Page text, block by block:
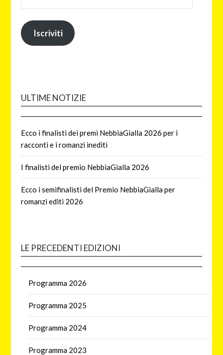
Iscriviti
ULTIME NOTIZIE
Ecco i finalisti dei premi NebbiaGialla 2026 per i
racconti e i romanzi inediti
I finalisti del premio NebbiaGialla 2026
Ecco i semifinalisti del Premio NebbiaGialla per
romanzi editi 2026
LE PRECEDENTI EDIZIONI
Programma 2026
Programma 2025
Programma 2024
Programma 2023